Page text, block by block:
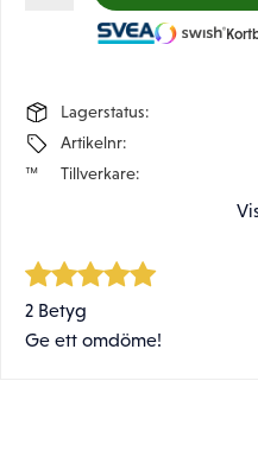
Lagerstatus
Artikelnr
Tillverkare
2 Betyg
Ge ett omdöme!